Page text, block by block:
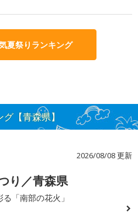
夏祭りランキング
【青森県】
2026/08/08 更新
り／青森県
る「南部の花火」